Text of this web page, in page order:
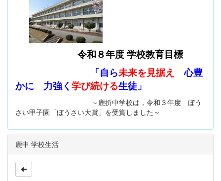
令和８年度 学校教育目標
「自ら未来を見据え
心豊
かに 力強く 学び続ける生徒」
～鹿折中学校は，令和３年度 ぼう
さい甲子園「ぼうさい大賞」を受賞しました～
鹿中 学校生活